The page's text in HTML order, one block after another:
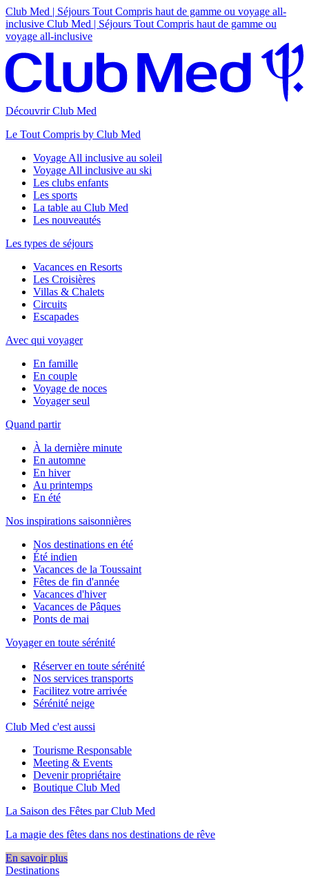
Club Med | Séjours Tout Compris haut de gamme ou voyage all-
inclusive Club Med | Séjours Tout Compris haut de gamme ou
voyage all-inclusive
Découvrir Club Med
Le Tout Compris by Club Med
Voyage All inclusive au soleil
Voyage All inclusive au ski
Les clubs enfants
Les sports
La table au Club Med
Les nouveautés
Les types de séjours
Vacances en Resorts
Les Croisières
Villas & Chalets
Circuits
Escapades
Avec qui voyager
En famille
En couple
Voyage de noces
Voyager seul
Quand partir
À la dernière minute
En automne
En hiver
Au printemps
En été
Nos inspirations saisonnières
Nos destinations en été
Été indien
Vacances de la Toussaint
Fêtes de fin d'année
Vacances d'hiver
Vacances de Pâques
Ponts de mai
Voyager en toute sérénité
Réserver en toute sérénité
Nos services transports
Facilitez votre arrivée
Sérénité neige
Club Med c'est aussi
Tourisme Responsable
Meeting & Events
Devenir propriétaire
Boutique Club Med
La Saison des Fêtes par Club Med
La magie des fêtes dans nos destinations de rêve​
En savoir plus
Destinations